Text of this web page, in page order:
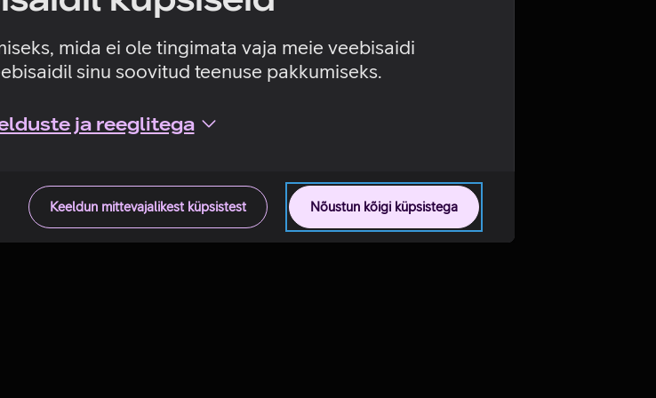
mida ei ole tingimata vaja meie veebisaidi
sinu soovitud teenuse pakkumiseks.
ja reeglitega
Nõustun kõigi küpsistega
Keeldun mittevajalikest küpsistest